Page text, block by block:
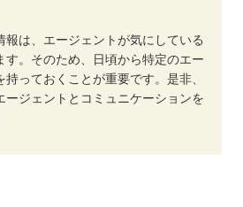
報は、エージェントが気にしている
す。そのため、日頃から特定のエー
っておくことが重要です。是非、
ージェントとコミュニケーションを